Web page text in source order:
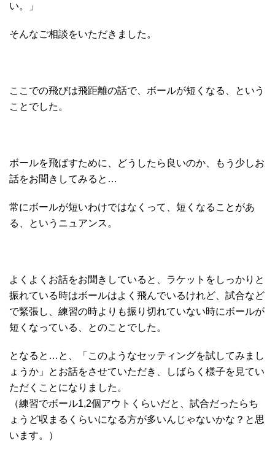
い。」
そんなご相談をいただきました。
ここでの飛びは飛距離の話で、ボールが短くなる、という
ことでした。
ボールを飛ばすために、どうしたら良いのか、もう少しお
話をお聞きしてみると…
常にボールが短いわけではなくって、短くなることがあ
る、というニュアンス。
よくよくお話をお聞きしていると、ラケットをしっかりと
振れている時はボールはよく飛んでいるけれど、試合など
で緊張し、練習の時よりも振り切れていない時にボールが
短くなっている、とのことでした。
となると…と、「このようなセッティングを試してみまし
ょうか」とお話をさせていただき、しばらく様子を見てい
ただくことになりました。
（練習でボール1,2個アウトくらいだと、試合だったらち
ょうど収まるくらいになる方が多いんじゃないかな？と思
います。）